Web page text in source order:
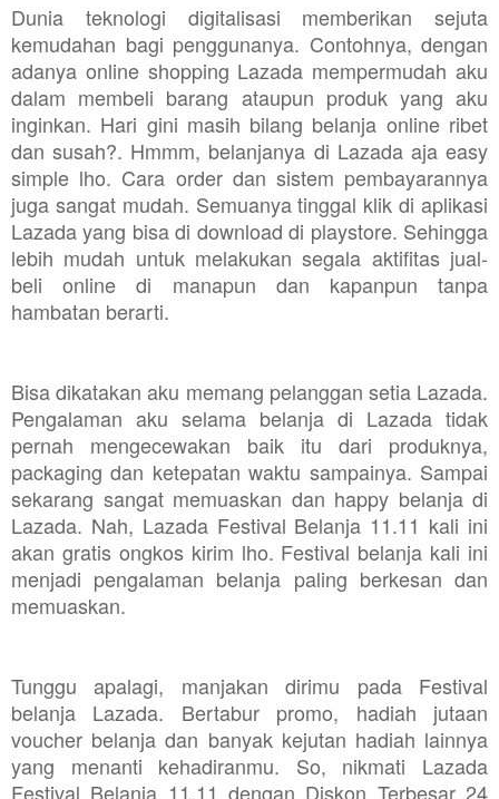
Dunia teknologi digitalisasi memberikan sejuta
kemudahan bagi penggunanya. Contohnya, dengan
adanya online shopping Lazada mempermudah aku
dalam membeli barang ataupun produk yang aku
inginkan. Hari gini masih bilang belanja online ribet
dan susah?. Hmmm, belanjanya di Lazada aja easy
simple lho. Cara order dan sistem pembayarannya
juga sangat mudah. Semuanya tinggal klik di aplikasi
Lazada yang bisa di download di playstore. Sehingga
lebih mudah untuk melakukan segala aktifitas jual-
beli online di manapun dan kapanpun tanpa
hambatan berarti.
Bisa dikatakan aku memang pelanggan setia Lazada.
Pengalaman aku selama belanja di Lazada tidak
pernah mengecewakan baik itu dari produknya,
packaging dan ketepatan waktu sampainya. Sampai
sekarang sangat memuaskan dan happy belanja di
Lazada. Nah, Lazada Festival Belanja 11.11 kali ini
akan gratis ongkos kirim lho. Festival belanja kali ini
menjadi pengalaman belanja paling berkesan dan
memuaskan.
Tunggu apalagi, manjakan dirimu pada Festival
belanja Lazada. Bertabur promo, hadiah jutaan
voucher belanja dan banyak kejutan hadiah lainnya
yang menanti kehadiranmu. So, nikmati Lazada
Festival Belanja 11.11 dengan Diskon Terbesar 24